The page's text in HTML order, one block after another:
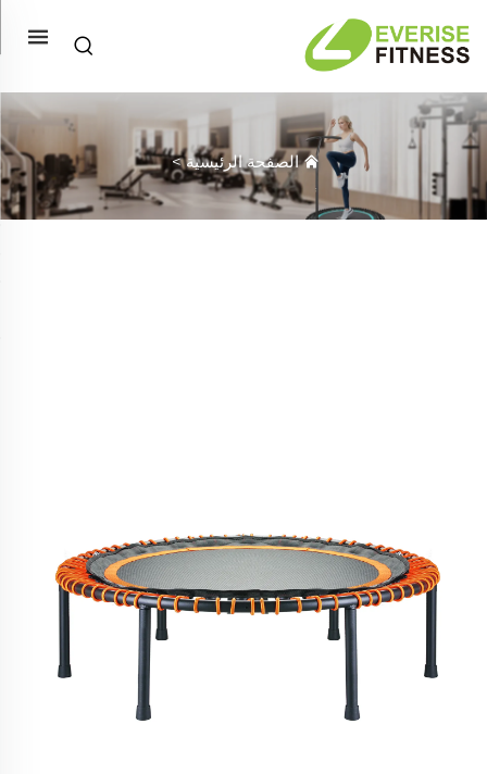
الصفحة الرئيسية>